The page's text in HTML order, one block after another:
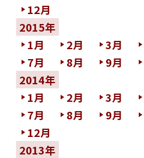
12月
2015年
1月
2月 3月
7月
8月 9月
2014年
1月
2月 3月
7月
8月 9月
12月
2013年